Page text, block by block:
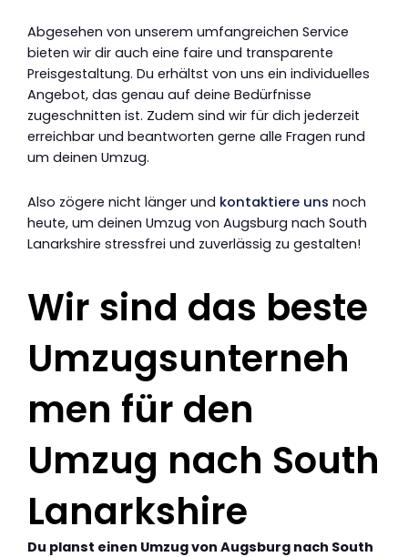
Abgesehen von unserem umfangreichen Service
bieten wir dir auch eine faire und transparente
Preisgestaltung. Du erhältst von uns ein individuelles
Angebot, das genau auf deine Bedürfnisse
zugeschnitten ist. Zudem sind wir für dich jederzeit
erreichbar und beantworten gerne alle Fragen rund
um deinen Umzug.
Also zögere nicht länger und kontaktiere uns noch
heute, um deinen Umzug von Augsburg nach South
Lanarkshire stressfrei und zuverlässig zu gestalten!
Wir sind das beste
Umzugsunterneh
men für den
Umzug nach South
Lanarkshire
Du planst einen Umzug von Augsburg nach South